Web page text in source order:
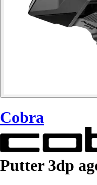
Cobra
Putter 3dp